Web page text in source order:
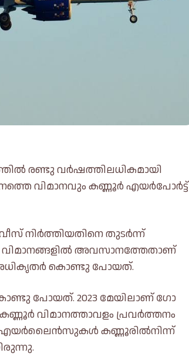
രണ്ടു വർഷത്തിലധികമായി
വിമാനവും കണ്ണൂർ എയർപോർട്ട്
നിർത്തിയതിനെ തുടർന്ന്
വിമാനങ്ങളില്‍ അവസാനത്തേതാണ്
കൊണ്ടു പോയത്.
പോയത്. 2023 മേയിലാണ് ഗോ
വിമാനത്താവളം പ്രവർത്തനം
എയർലൈൻസുകള്‍ കണ്ണൂരില്‍നിന്ന്